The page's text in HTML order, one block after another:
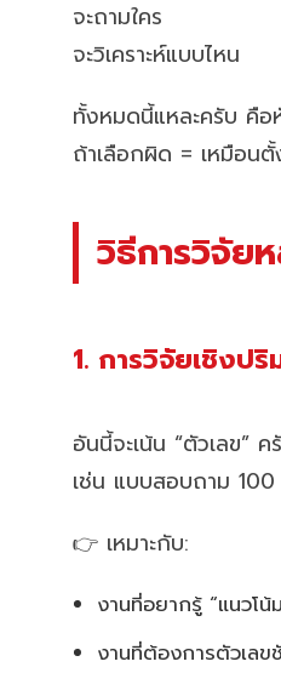
จะถามใคร
จะวิเคราะห์แบบไหน
ทั้งหมดนี้แหละครับ คือ
ถ้าเลือกผิด = เหมือน
วิธีการวิจัย
1. การวิจัยเชิง
อันนี้จะเน้น “ตัวเลข” ค
เช่น แบบสอบถาม 100
👉 เหมาะกับ:
งานที่อยากรู้ “แนวโน้
งานที่ต้องการตัวเลข